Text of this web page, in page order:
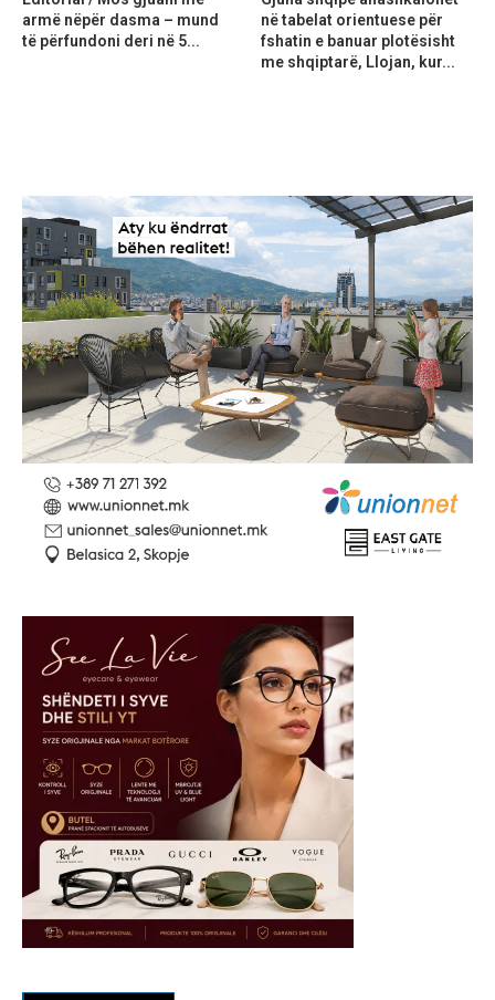
armë nëpër dasma – mund
të përfundoni deri në 5...
në tabelat orientuese për
fshatin e banuar plotësisht
me shqiptarë, Llojan, kur...